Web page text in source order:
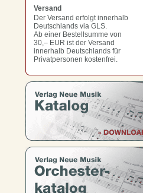
Versand
Der Versand erfolgt innerhalb
Deutschlands via GLS.
Ab einer Bestellsumme von
30,– EUR ist der Versand
innerhalb Deutschlands für
Privatpersonen kostenfrei.